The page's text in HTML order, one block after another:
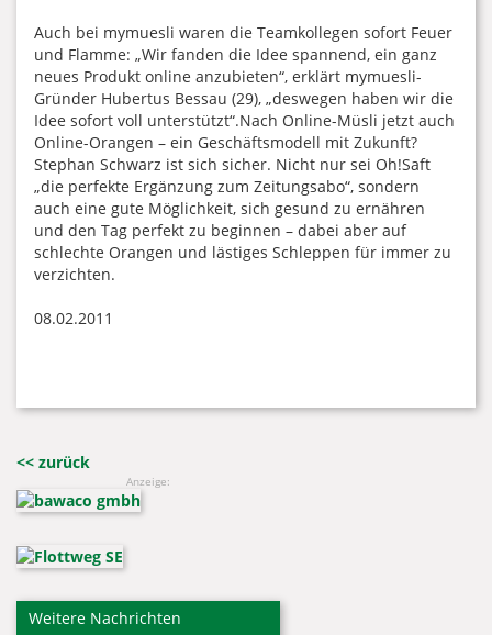
Auch bei mymuesli waren die Teamkollegen sofort Feuer
und Flamme: „Wir fanden die Idee spannend, ein ganz
neues Produkt online anzubieten“, erklärt mymuesli-
Gründer Hubertus Bessau (29), „deswegen haben wir die
Idee sofort voll unterstützt“.Nach Online-Müsli jetzt auch
Online-Orangen – ein Geschäftsmodell mit Zukunft?
Stephan Schwarz ist sich sicher. Nicht nur sei Oh!Saft
„die perfekte Ergänzung zum Zeitungsabo“, sondern
auch eine gute Möglichkeit, sich gesund zu ernähren
und den Tag perfekt zu beginnen – dabei aber auf
schlechte Orangen und lästiges Schleppen für immer zu
verzichten.
08.02.2011
<< zurück
Anzeige:
Weitere Nachrichten